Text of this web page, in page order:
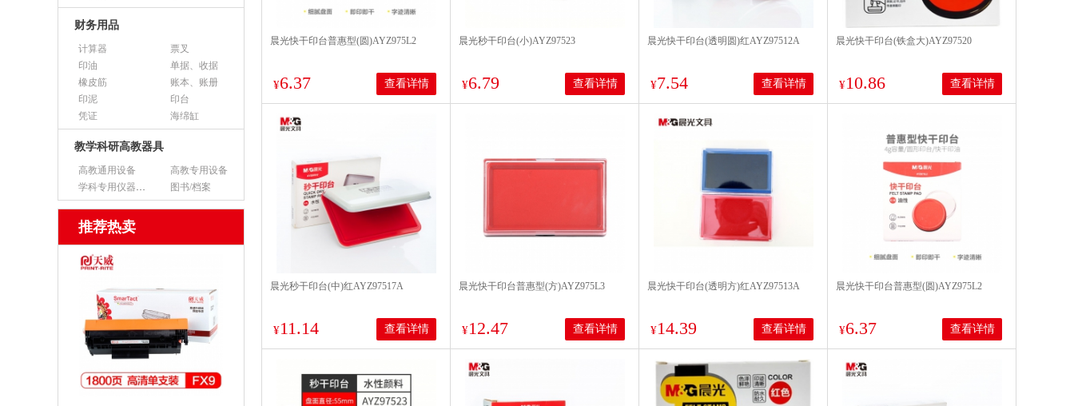
财务用品
计算器
票叉
印油
单据、收据
橡皮筋
账本、账册
印泥
印台
凭证
海绵缸
教学科研高教器具
高教通用设备
高教专用设备
学科专用仪器设备
图书/档案
推荐热卖
晨光快干印台普惠型(圆)AYZ975L2
¥6.37 查看详情
晨光秒干印台(小)AYZ97523
¥6.79 查看详情
晨光快干印台(透明圆)红AYZ97512A
¥7.54 查看详情
晨光快干印台(铁盒大)AYZ97520
¥10.86 查看详情
晨光秒干印台(中)红AYZ97517A
¥11.14 查看详情
晨光快干印台普惠型(方)AYZ975L3
¥12.47 查看详情
晨光快干印台(透明方)红AYZ97513A
¥14.39 查看详情
晨光快干印台普惠型(圆)AYZ975L2
¥6.37 查看详情